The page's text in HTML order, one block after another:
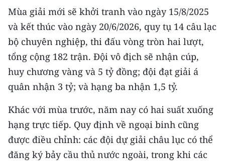
MỘT SẢN PHẨM
RADIO
MEDIA CENTER
E-Magazine
Video
Media Chính trị
Media Kinh tế
Mùa giải mới sẽ khởi tranh vào ngày 15/8/2025
và kết thúc vào ngày 20/6/2026, quy tụ 14 câu lạc
bộ chuyên nghiệp, thi đấu vòng tròn hai lượt,
tổng cộng 182 trận. Đội vô địch sẽ nhận cúp,
huy chương vàng và 5 tỷ đồng; đội đạt giải á
quân nhận 3 tỷ; và hạng ba nhận 1,5 tỷ.
Khác với mùa trước, năm nay có hai suất xuống
hạng trực tiếp. Quy định về ngoại binh cũng
được điều chỉnh: các đội dự giải châu lục có thể
đăng ký bảy cầu thủ nước ngoài, trong khi các